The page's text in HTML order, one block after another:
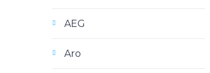
AEG
Aro